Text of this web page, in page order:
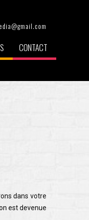
CONTACT
dans votre
est devenue